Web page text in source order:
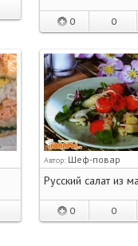
0 0
Автор: Шеф-повар
Русский салат из
0 0